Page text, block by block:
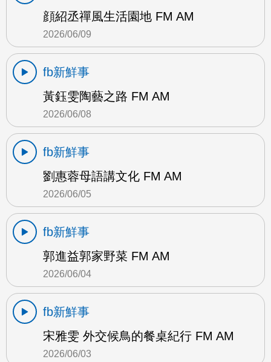
顔紹丞禪風生活園地 FM AM
2026/06/09
fb新鮮事
黃鈺雯陶藝之路 FM AM
2026/06/08
fb新鮮事
劉惠蓉母語講文化 FM AM
2026/06/05
fb新鮮事
郭進益郭家野菜 FM AM
2026/06/04
fb新鮮事
宋雅雯 外交候鳥的餐桌紀行 FM AM
2026/06/03